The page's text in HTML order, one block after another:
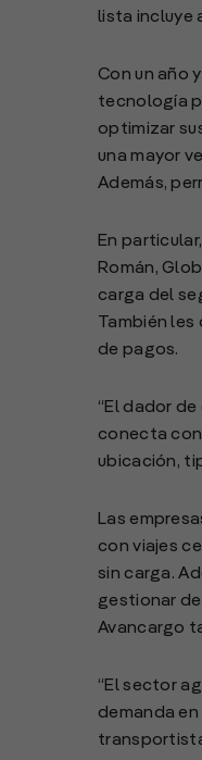
lista incluye
Con un año
tecnología
optimizar
una mayor
Además,
En
Román,
carga del
También
de pagos.
“El dador
conecta
ubicación,
Las
con viajes
sin carga.
gestionar
Avancargo
“El sector
demanda